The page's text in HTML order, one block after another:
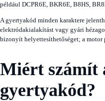
például DCPR6E, BKR6E, B8HS,
A gyertyakód minden karaktere
elektródakialakítást vagy gyári
bizonyít helyettesíthetőséget; a motor
Miért számít
gyertyakód?